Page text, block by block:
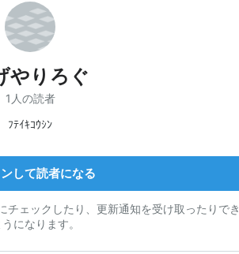
やりろぐ
1人の読者
ﾌﾃｲｷｺｳｼﾝ
して読者になる
チェックしたり、更新通知を受け取ったりでき
になります。